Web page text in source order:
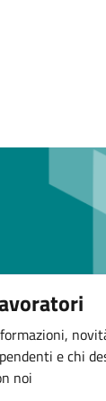
e chi
noi